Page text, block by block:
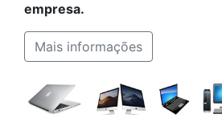
empresa.
Mais informações